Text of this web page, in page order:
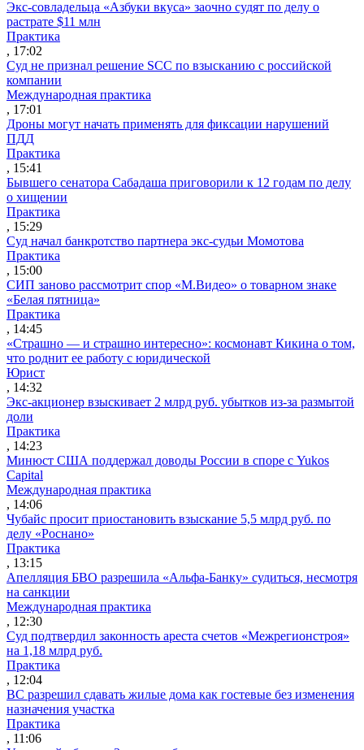
Экс-совладельца «Азбуки вкуса» заочно судят по делу о
растрате $11 млн
Практика
, 17:02
Суд не признал решение SCC по взысканию с российской
компании
Международная практика
, 17:01
Дроны могут начать применять для фиксации нарушений
ПДД
Практика
, 15:41
Бывшего сенатора Сабадаша приговорили к 12 годам по делу
о хищении
Практика
, 15:29
Суд начал банкротство партнера экс-судьи Момотова
Практика
, 15:00
СИП заново рассмотрит спор «М.Видео» о товарном знаке
«Белая пятница»
Практика
, 14:45
«Страшно — и страшно интересно»: космонавт Кикина о том,
что роднит ее работу с юридической
Юрист
, 14:32
Экс-акционер взыскивает 2 млрд руб. убытков из-за размытой
доли
Практика
, 14:23
Минюст США поддержал доводы России в споре с Yukos
Capital
Международная практика
, 14:06
Чубайс просит приостановить взыскание 5,5 млрд руб. по
делу «Роснано»
Практика
, 13:15
Апелляция БВО разрешила «Альфа-Банку» судиться, несмотря
на санкции
Международная практика
, 12:30
Суд подтвердил законность ареста счетов «Межрегионстроя»
на 1,18 млрд руб.
Практика
, 12:04
ВС разрешил сдавать жилые дома как гостевые без изменения
назначения участка
Практика
, 11:06